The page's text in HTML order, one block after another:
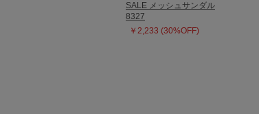
SALE メッシュサンダル
8327
￥2,233 (30%OFF)